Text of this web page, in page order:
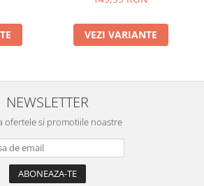
VEZI VARIANTE
NEWSLETTER
ofertele si promotiile noastre